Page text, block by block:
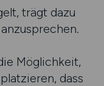
trägt dazu
Möglichkeit,
dass